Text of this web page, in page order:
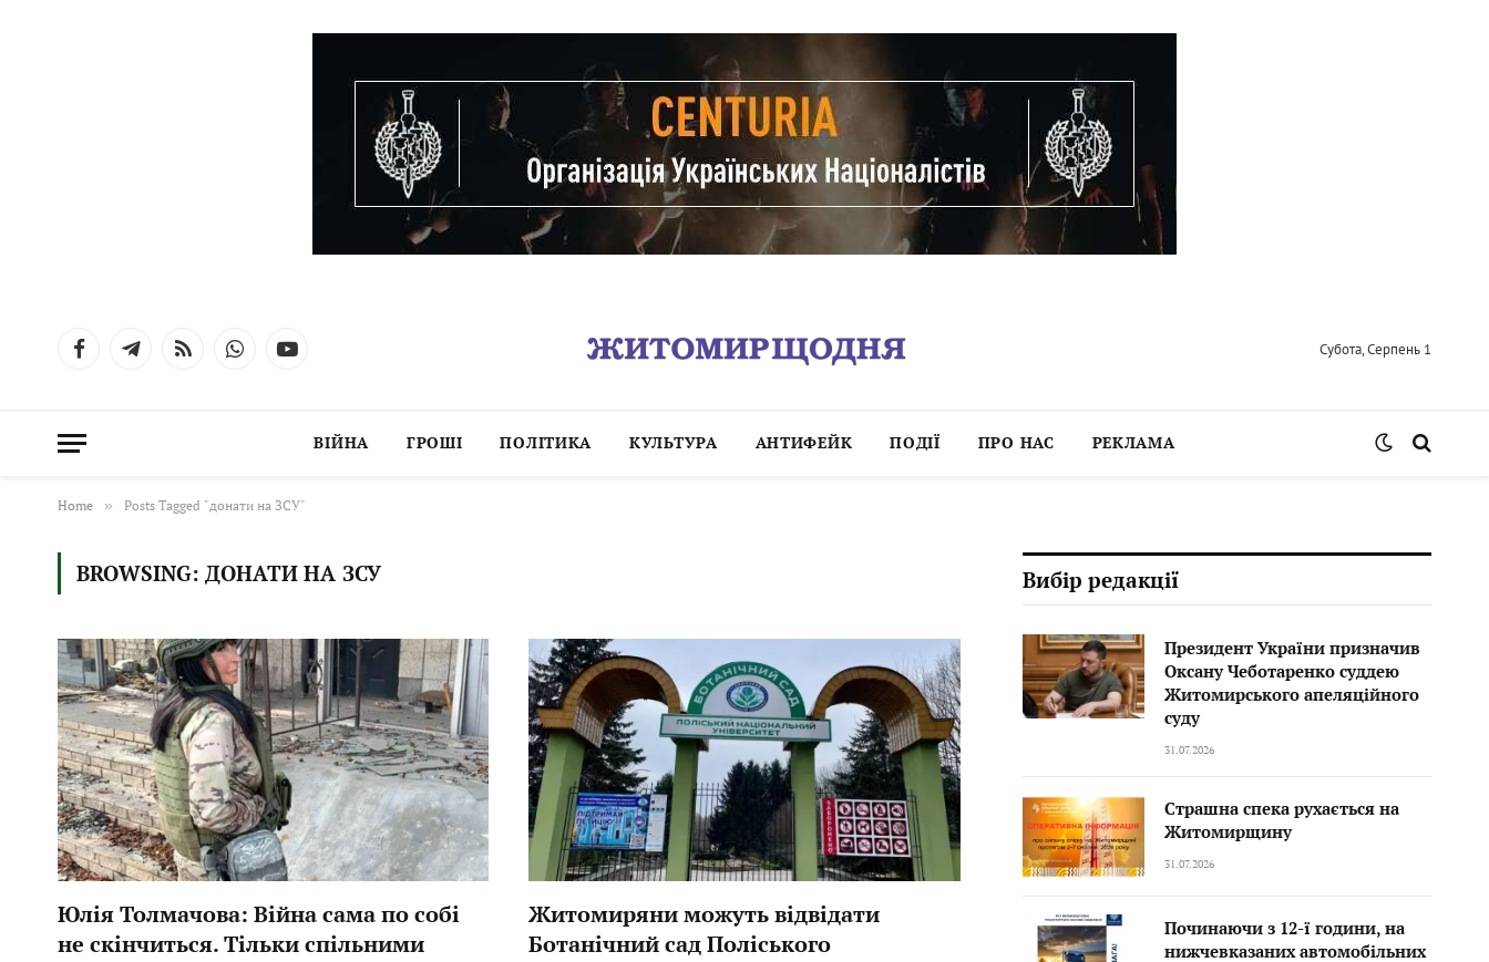
FacebookTelegramRSS WhatsAppYouTube Субота, Серпень 1
ВІЙНА ГРОШІ ПОЛІТИКА КУЛЬТУРА АНТИФЕЙК ПОДІЇ ПРО НАС РЕКЛАМА
Home » Posts Tagged "донати на ЗСУ"
BROWSING: ДОНАТИ НА ЗСУ
Юлія Толмачова: Війна сама по собі
не скінчиться. Тільки спільними
Житомиряни можуть відвідати
Ботанічний сад Поліського
Вибір редакції
Президент України призначив
Оксану Чеботаренко суддею
Житомирського апеляційного
суду
31.07.2026
Страшна спека рухається на
Житомирщину
31.07.2026
Починаючи з 12-ї години, на
нижчевказаних автомобільних